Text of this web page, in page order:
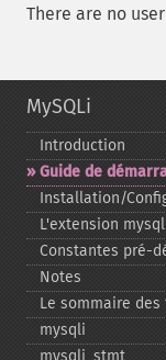
There are no
MySQLi
Introduction
Guide de
Installation/
L'extension
Constantes pré-​
Notes
Le sommaire
mysqli
mysqli_​stmt